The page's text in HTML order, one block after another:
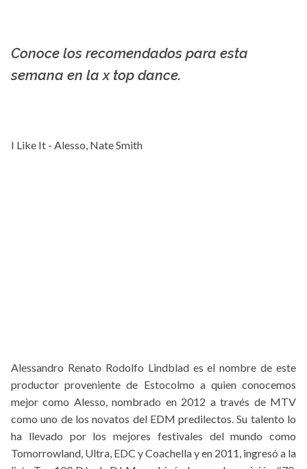
Conoce los recomendados para esta
semana en la x top dance.
I Like It - Alesso, Nate Smith
Alessandro Renato Rodolfo Lindblad es el nombre de este
productor proveniente de Estocolmo a quien conocemos
mejor como Alesso, nombrado en 2012 a través de MTV
como uno de los novatos del EDM predilectos. Su talento lo
ha llevado por los mejores festivales del mundo como
Tomorrowland, Ultra, EDC y Coachella y en 2011, ingresó a la